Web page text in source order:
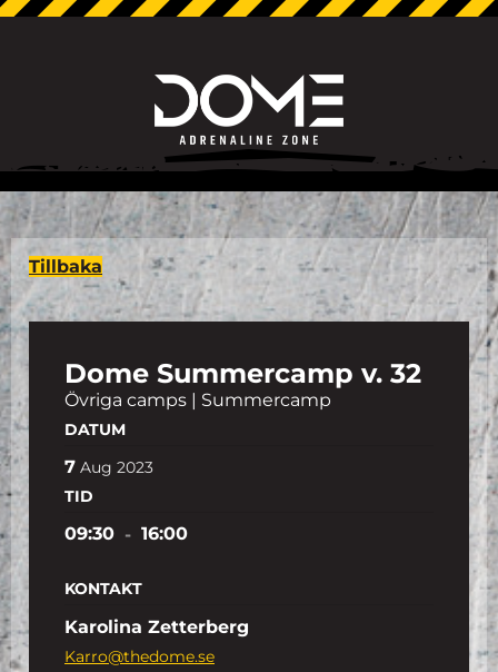
Tillbaka
Dome Summercamp v. 32
Övriga camps | Summercamp
DATUM
7 Aug 2023
TID
09:30 - 16:00
KONTAKT
Karolina Zetterberg
Karro@thedome.se